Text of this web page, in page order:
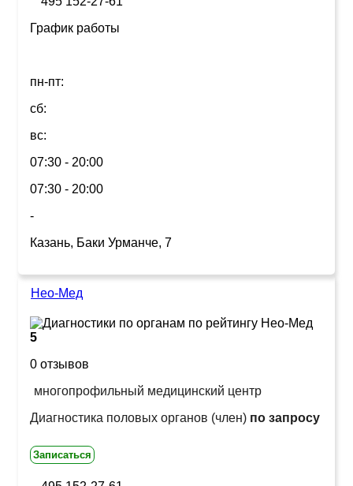
График работы
пн-пт:
сб:
вс:
07:30 - 20:00
07:30 - 20:00
-
Казань, Баки Урманче, 7
Нео-Мед
5
0 отзывов
многопрофильный медицинский центр
Диагностика половых органов (член) по запросу
Записаться